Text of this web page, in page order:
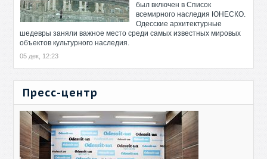
был включен в Список
всемирного наследия ЮНЕСКО.
Одесские архитектурные
шедевры заняли важное место среди самых известных мировых
объектов культурного наследия.
05 дек, 12:23
Пресс-центр